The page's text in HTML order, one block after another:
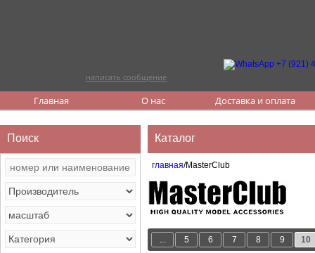
написать сообщение
Главная О нас Доставка и оплата
Поиск Каталог
главная/MasterClub
... 5 6 7 8 9 10